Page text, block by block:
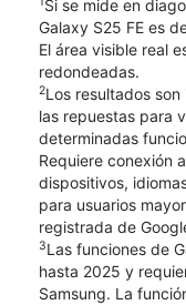
Si se mide en
Galaxy S25 FE es
El área visible real
redondeadas.
2Los resultados
las repuestas para
determinadas
Requiere conexión
dispositivos,
para usuarios
registrada de
3Las funciones de
hasta 2025 y
Samsung. La